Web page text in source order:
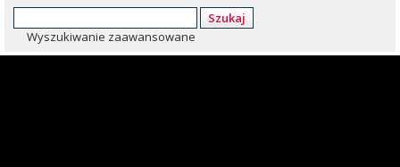
Szukaj
Wyszukiwanie zaawansowane